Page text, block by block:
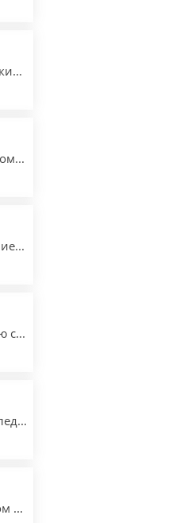
Водитель категории С, опыт работы 4 года в Германии по уборке городских автобусов. Ищу работу в Берлине. Мужчина. 42 года, без вредных привычек.
Добрый день! Меня зовут Дмитрий, мне 28 лет, гражданин Украины, биометрический паспорт в поиске работы. Ответственный парень есть опыт работы на складе. Ищу работу на складе Германии.
Горничная, девушка 23 года, есть небольшой опыт работы в отеле, знание немецкого языка на начальном уровне, опрятная, трудолюбивая, дисциплинированная. Ищу работу в отеле.
Мастер парикмахер-стилист ищет работу. Опыт работы 11 лет, выполняю стрижки, окрашивание все виды, укладки, прически, химическая завивка, выпрямление, а также знания и умения в области визажа.
Бригада мастеров по внутренней отделке, 5 человек. Ищет объект для следующих работ: плитка, покраска, гипс, ламинат, электрика. Отличное качество по доступной цене.
Автомеханик, мужчина, 38 лет, опыт работы с легковым автотранспортом 15 лет, ищу работу в автосервисе, знание немецкого на начальном уровне